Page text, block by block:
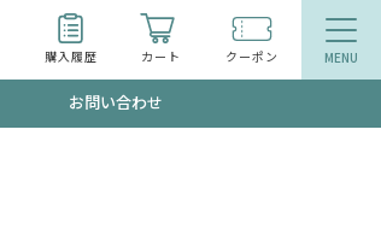
購入履歴 カート クーポン
お問い合わせ